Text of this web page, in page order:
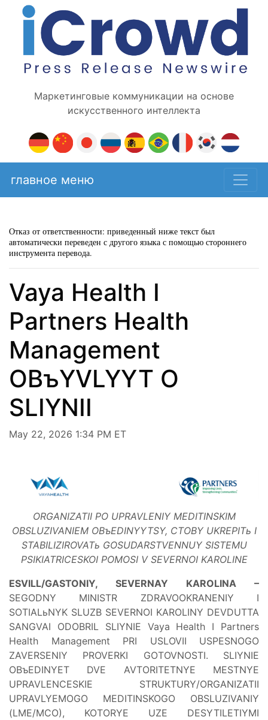
Маркетинговые коммуникации на основе
искусственного интеллекта
главное меню
Отказ от ответственности: приведенный ниже текст был
автоматически переведен с другого языка с помощью стороннего
инструмента перевода.
Vaya Health I
Partners Health
Management
OBъYVLYYT O
SLIYNII
May 22, 2026 1:34 PM ET
ORGANIZATII PO UPRAVLENIY MEDITINSKIM
OBSLUZIVANIEM OBъEDINYYTSY, CTOBY UKREPITь I
STABILIZIROVATь GOSUDARSTVENNUY SISTEMU
PSIKIATRICESKOI POMOSI V SEVERNOI KAROLINE
ESVILL/GASTONIY, SEVERNAY KAROLINA –
SEGODNY MINISTR ZDRAVOOKRANENIY I
SOTIALьNYK SLUZB SEVERNOI KAROLINY DEVDUTTA
SANGVAI ODOBRIL SLIYNIE Vaya Health I Partners
Health Management PRI USLOVII USPESNOGO
ZAVERSENIY PROVERKI GOTOVNOSTI. SLIYNIE
OBъEDINYET DVE AVTORITETNYE MESTNYE
UPRAVLENCESKIE STRUKTURY/ORGANIZATII
UPRAVLYEMOGO MEDITINSKOGO OBSLUZIVANIY
(LME/MCO), KOTORYE UZE DESYTILETIYMI